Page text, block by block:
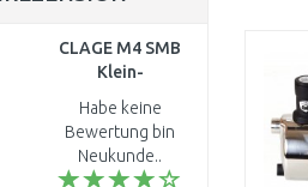
CLAGE M4 SMB
Klein-
Durchlauferhitzer
Übertischanlage 4,4
kW 230 V 1500-
17104
Habe keine
Bewertung bin
Neukunde..